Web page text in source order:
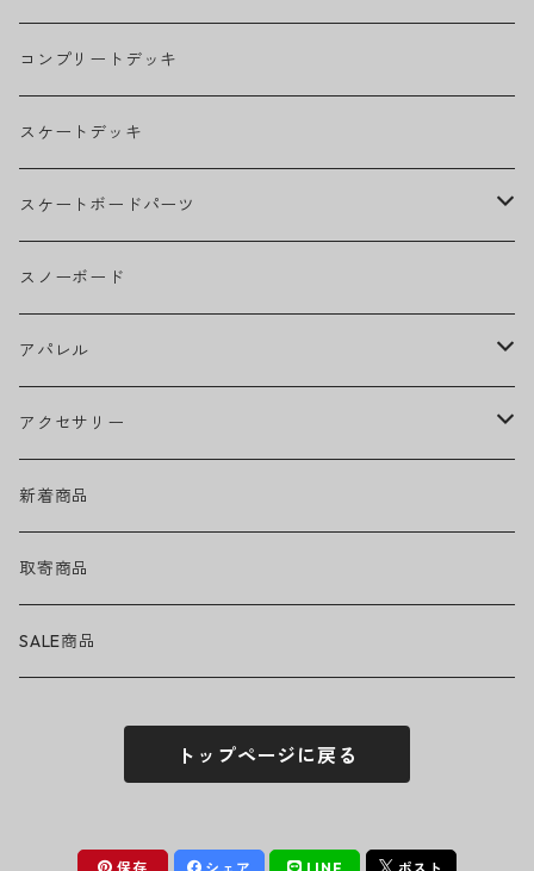
THE BEATLES
BILLIE EILISH
BOB MARLEY
CAMILA CABELLO
Ed Sheeran
EMINEM
GREEN DAY
GUNS N' ROSES
LADY GAGA
MICHAEL JACKSON
MY CHEMICAL ROMANCE
コンプリートデッキ
スケートデッキ
スケートボードパーツ
グリップテープ
ウィール
ベアリング
トラック
ヘルメット・プロテクター
アクセサリー・小物
スノーボード
アパレル
ヘッドウェア
キャップ
ハット
ネックウェア
トップス
Tシャツ・ロングTシャツ
ボトムス
パンツ・ズボン
アクセサリー
ハードグッズ
バッグ・ポーチ
サングラス
フィギュア
新着商品
取寄商品
SALE商品
トップページに戻る